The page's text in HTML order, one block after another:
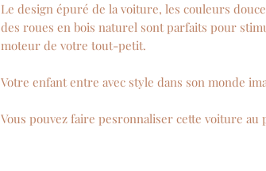
Le design épuré de la voiture, les couleurs
des roues en bois naturel sont parfaits pour
moteur de votre tout-petit.
Votre enfant entre avec style dans son monde
Vous pouvez faire pesronnaliser cette voiture au